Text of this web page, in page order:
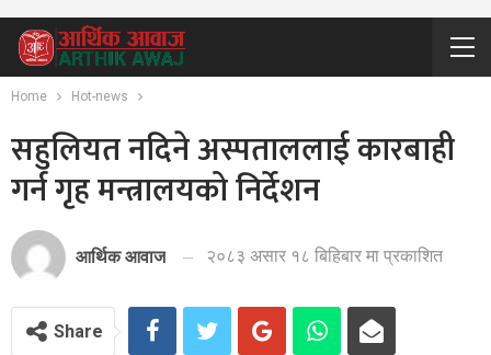
Home Hot-news
सहुलियत नदिने अस्पताललाई कारबाही
गर्न गृह मन्त्रालयको निर्देशन
आर्थिक आवाज २०८३ असार १८ बिहिबार मा प्रकाशित
Share